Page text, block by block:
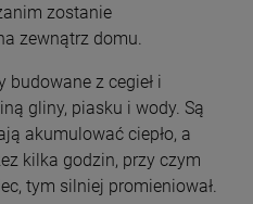
zostanie
zewnątrz domu.
budowane z cegieł i
gliny, piasku i wody. Są
akumulować ciepło, a
kilka godzin, przy czym
tym silniej promieniował.